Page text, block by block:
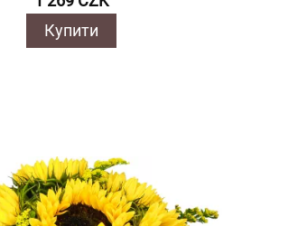
Купити